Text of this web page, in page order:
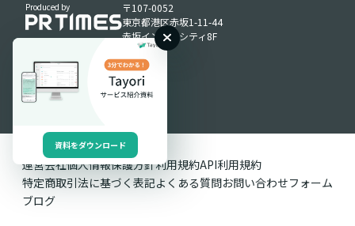
Produced by
〒107-0052
東京都港区赤坂1-11-44
赤坂インターシティ8F
運営会社個人情報保護方針利用規約API利用規約
特定商取引法に基づく表記よくある質問お問い合わせフォーム
ブログ
資料をダウンロード